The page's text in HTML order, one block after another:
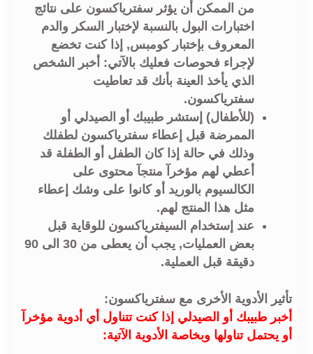
من الممكن أن يؤثر سفترياكسون على نتائج
اختبارات البول بالنسبة لإختبار السكر والدم
المعروف بإختبار كومبس, إذا كنت تخضع
لإجراء فحوصات فعليك بالآتي: أخبر الشخص
الذي يأخذ العينة بأنك قد تعاطيت
سفترياكسون.
(للأطفال) إستشر طبيبك أو الصيدلي أو
الممرضة قبل إعطاء سفترياكسون لطفلك
وذلك في حالة إذا كان الطفل أو الطفلة قد
أعطي لهم مؤخرآ منتجآ محتوى على
الكالسيوم بالوريد أو كانوا على وشك إعطاء
مثل هذا المنتج لهم.
عند إستخدام السيفترياكسون للوقاية قبل
بعض العمليات, يجب أن يعطى من 30 الى 90
دقيقة قبل العملية.
تأثير الأدوية الأخرى مع سفترياكسون:
أخبر طبيبك أو الصيدلي إذا كنت تتناول أي أدوية مؤخرآ
أو يحتمل تناولها وبخاصة الأدوية الآتية: